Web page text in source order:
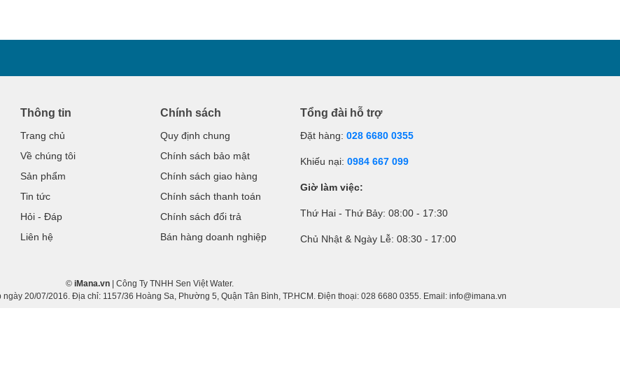
Thông tin
Trang chủ
Về chúng tôi
Sản phẩm
Tin tức
Hỏi - Đáp
Liên hệ
Chính sách
Quy định chung
Chính sách bảo mật
Chính sách giao hàng
Chính sách thanh toán
Chính sách đổi trả
Bán hàng doanh nghiệp
Tổng đài hỗ trợ
Đặt hàng: 028 6680 0355
Khiếu nại: 0984 667 099
Giờ làm việc:
Thứ Hai - Thứ Bảy: 08:00 - 17:30
Chủ Nhật & Ngày Lễ: 08:30 - 17:00
© iMana.vn | Công Ty TNHH Sen Việt Water.
20/07/2016. Địa chỉ: 1157/36 Hoàng Sa, Phường 5, Quận Tân Bình, TP.HCM. Điện thoại: 028 6680 0355. Email: info@imana.vn